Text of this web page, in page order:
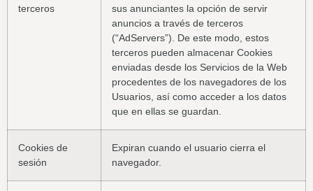
terceros
sus anunciantes la opción de servir
anuncios a través de terceros
(“AdServers”). De este modo, estos
terceros pueden almacenar Cookies
enviadas desde los Servicios de la Web
procedentes de los navegadores de los
Usuarios, así como acceder a los datos
que en ellas se guardan.
Cookies de
sesión
Expiran cuando el usuario cierra el
navegador.